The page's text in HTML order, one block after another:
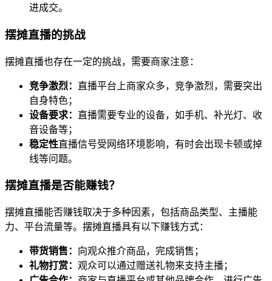
进成交。
摆摊直播的挑战
摆摊直播也存在一定的挑战，需要商家注意：
竞争激烈： 直播平台上商家众多，竞争激烈，需要突出
自身特色；
设备要求： 直播需要专业的设备，如手机、补光灯、收
音设备等；
稳定性直播信号受网络环境影响，有时会出现卡顿或掉
线等问题。
摆摊直播是否能赚钱？
摆摊直播能否赚钱取决于多种因素，包括商品类型、主播能
力、平台流量等。摆摊直播具有以下赚钱方式：
带货销售： 向观众推介商品，完成销售；
礼物打赏： 观众可以通过赠送礼物来支持主播；